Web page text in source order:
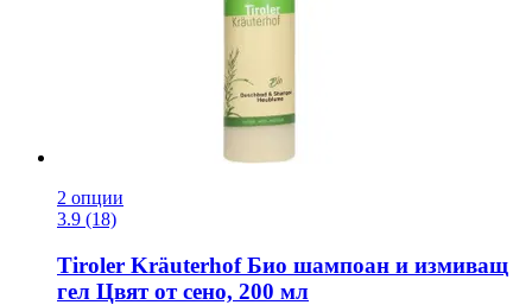
2 опции
3.9 (18)
Tiroler KräuterhofБио шампоан и измиващ
гел Цвят от сено, 200 мл